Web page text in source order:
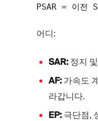
어디:
SAR:정지
AF:가속도
라갑니다.
EP:극단점,